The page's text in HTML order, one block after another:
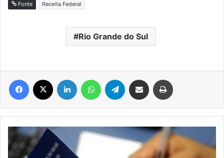
Fonte Receita Federal
Rio Grande do Sul
Facebook Linkedin WhatsAppTelegram Compartilhar via e-mail
Varejo
brasileiro
projeta